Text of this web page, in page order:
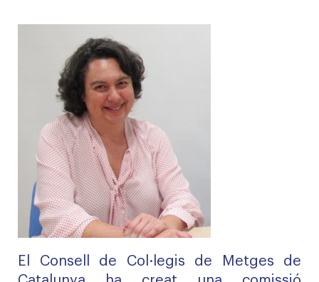
El Consell de Col·legis de Metges de